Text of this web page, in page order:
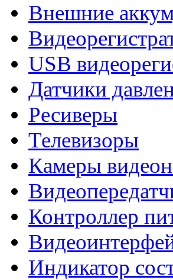
Внешние
USB
Датчики
Ресиверы
Телевизоры
Камеры
Контроллер
Индикатор